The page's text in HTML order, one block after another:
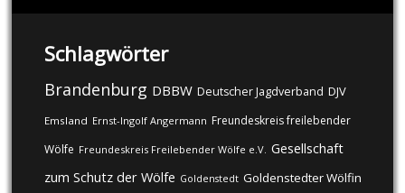
Schlagwörter
Brandenburg DBBW Deutscher Jagdverband DJV
Emsland Ernst-Ingolf Angermann Freundeskreis freilebender
Wölfe Freundeskreis Freilebender Wölfe e.V. Gesellschaft
zum Schutz der Wölfe Goldenstedt Goldenstedter Wölfin